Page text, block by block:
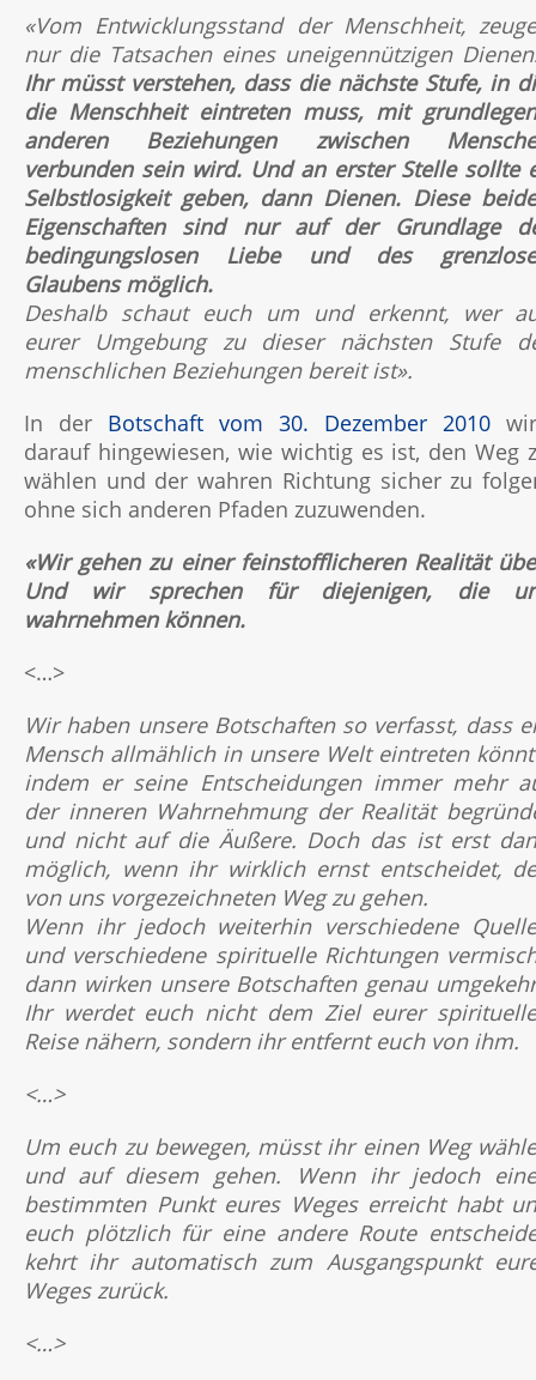
«Vom Entwicklungsstand der Menschheit,
nur die Tatsachen eines uneigennützigen
Ihr müsst verstehen, dass die nächste Stufe, in
die Menschheit eintreten muss, mit
anderen Beziehungen zwischen
verbunden sein wird. Und an erster Stelle sollte
Selbstlosigkeit geben, dann Dienen. Diese
Eigenschaften sind nur auf der Grundlage
bedingungslosen Liebe und des
Glaubens möglich.
Deshalb schaut euch um und erkennt, wer
eurer Umgebung zu dieser nächsten Stufe
menschlichen Beziehungen bereit ist».
In der Botschaft vom 30. Dezember 2010
darauf hingewiesen, wie wichtig es ist, den Weg
wählen und der wahren Richtung sicher zu
ohne sich anderen Pfaden zuzuwenden.
«Wir gehen zu einer feinstofflicheren Realität
Und wir sprechen für diejenigen, die
wahrnehmen können.
<…>
Wir haben unsere Botschaften so verfasst, dass
Mensch allmählich in unsere Welt eintreten
indem er seine Entscheidungen immer mehr
der inneren Wahrnehmung der Realität
und nicht auf die Äußere. Doch das ist erst
möglich, wenn ihr wirklich ernst entscheidet,
von uns vorgezeichneten Weg zu gehen.
Wenn ihr jedoch weiterhin verschiedene
und verschiedene spirituelle Richtungen
dann wirken unsere Botschaften genau
Ihr werdet euch nicht dem Ziel eurer
Reise nähern, sondern ihr entfernt euch von ihm.
<…>
Um euch zu bewegen, müsst ihr einen Weg
und auf diesem gehen. Wenn ihr jedoch
bestimmten Punkt eures Weges erreicht habt
euch plötzlich für eine andere Route
kehrt ihr automatisch zum Ausgangspunkt
Weges zurück.
<…>